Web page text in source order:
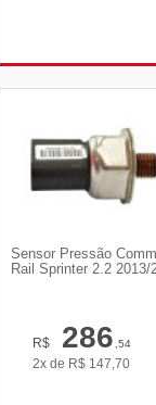
Sensor Pressão
Rail Sprinter 2.2 2013/
R$ 286,54
2x de R$ 147,70